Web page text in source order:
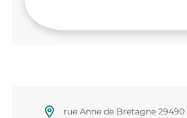
rue Anne de Bretagne 29490